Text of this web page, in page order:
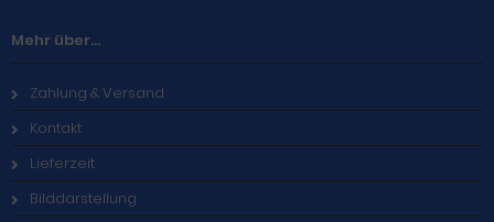
Mehr über...
Zahlung & Versand
Kontakt
Lieferzeit
Bilddarstellung